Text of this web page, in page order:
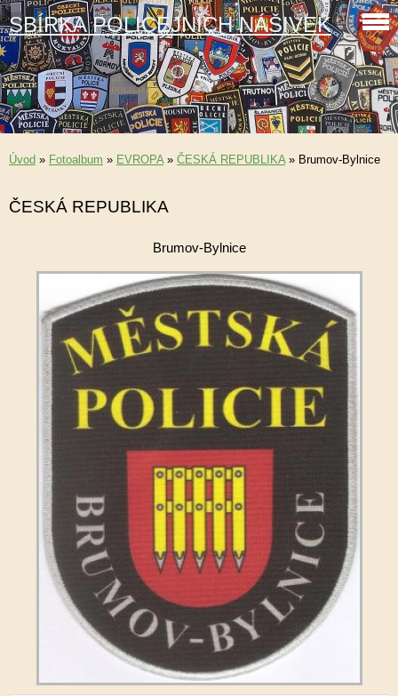
SBÍRKA POLICEJNÍCH NÁŠIVEK
Úvod » Fotoalbum » EVROPA» ČESKÁ REPUBLIKA» Brumov-Bylnice
ČESKÁ REPUBLIKA
Brumov-Bylnice